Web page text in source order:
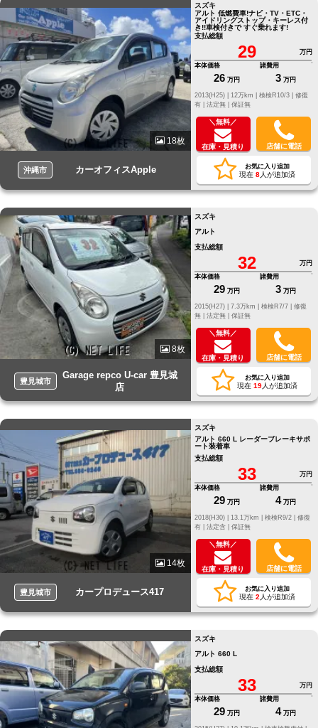
18枚
沖縄市 カーオフィスApple
スズキ
アルト 低燃費車!ナビ・TV・ETC・
アイドリングストップ・キーレス付
き!!車検付きで すぐ乗れます!
支払総額
29
万円
本体価格
26 万円
諸費用
3 万円
修復
有 | 法定無 | 保証無
＼無料／
在庫・見積り 店舗に電話
お気に入り追加
現在 8人が追加済
8枚
豊見城市
Garage repco U-car 豊見城
店
スズキ
アルト
支払総額
32
万円
本体価格
29 万円
諸費用
3 万円
修復
無 | 法定無 | 保証無
＼無料／
在庫・見積り 店舗に電話
お気に入り追加
現在 19人が追加済
14枚
豊見城市 カープロデュース417
スズキ
アルト 660 L レーダーブレーキサポ
ート装着車
支払総額
33
万円
本体価格
29 万円
諸費用
4 万円
修復
有 | 法定含 | 保証無
＼無料／
在庫・見積り 店舗に電話
お気に入り追加
現在 2 人が追加済
スズキ
アルト 660 L
支払総額
33
万円
本体価格
29 万円
諸費用
4 万円